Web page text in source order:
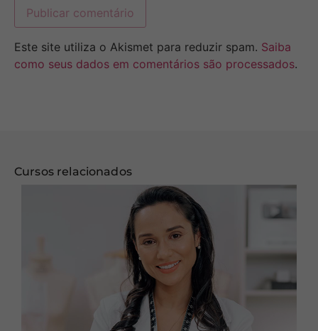
Este site utiliza o Akismet para reduzir spam. Saiba
como seus dados em comentários são processados.
Cursos relacionados